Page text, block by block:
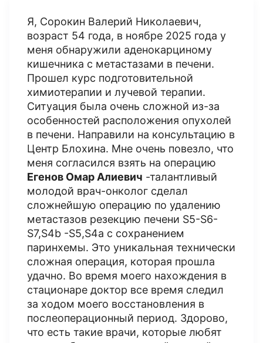
Я, Сорокин Валерий Николаевич,
возраст 54 года, в ноябре 2025 года у
меня обнаружили аденокарциному
кишечника с метастазами в печени.
Прошел курс подготовительной
химиотерапии и лучевой терапии.
Ситуация была очень сложной из-за
особенностей расположения опухолей
в печени. Направили на консультацию в
Центр Блохина. Мне очень повезло, что
меня согласился взять на операцию
Егенов Омар Алиевич -талантливый
молодой врач-онколог сделал
сложнейшую операцию по удалению
метастазов резекцию печени S5-S6-
S7,S4b -S5,S4a с сохранением
паринхемы. Это уникальная технически
сложная операция, которая прошла
удачно. Во время моего нахождения в
стационаре доктор все время следил
за ходом моего восстановления в
послеоперационный период. Здорово,
что есть такие врачи, которые любят